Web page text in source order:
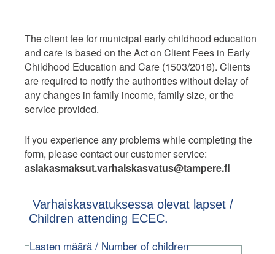
The client fee for municipal early childhood education
and care is based on the Act on Client Fees in Early
Childhood Education and Care (1503/2016). Clients
are required to notify the authorities without delay of
any changes in family income, family size, or the
service provided.
If you experience any problems while completing the
form, please contact our customer service:
asiakasmaksut.varhaiskasvatus@tampere.fi
Varhaiskasvatuksessa olevat lapset /
Children attending ECEC.
Lasten määrä / Number of children